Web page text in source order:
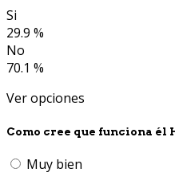
Si
29.9 %
No
70.1 %
Ver opciones
Como cree que funciona
Muy bien